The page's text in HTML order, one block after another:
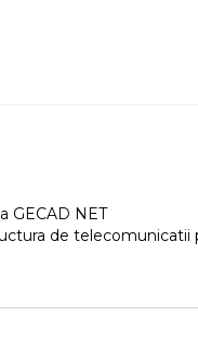
GECAD NET
de telecomunicatii